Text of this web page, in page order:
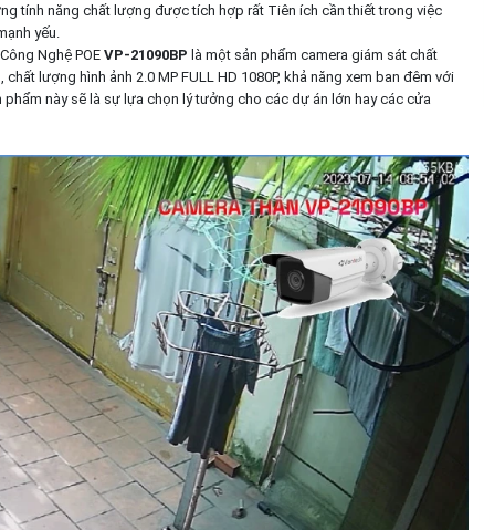
tính năng chất lượng được tích hợp rất Tiên ích cần thiết trong việc
yếu.
Nghệ POE VP-21090BP là một sản phẩm camera giám sát chất
lượng hình ảnh 2.0 MP FULL HD 1080P, khả năng xem ban đêm với
này sẽ là sự lựa chọn lý tưởng cho các dự án lớn hay các cửa